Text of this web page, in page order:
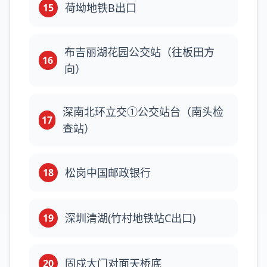
15 荷坳地铁B出口
16
布吉丽湖花园公交站（往板田方
向）
17
深南北环立交①公交站台（南头检
查站）
18 松岗中国邮政银行
19 深圳清湖(竹村地铁站C出口)
20 固戍大门对面天桥底